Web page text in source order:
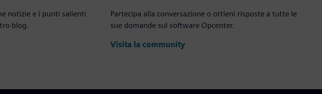
notizie e i punti salienti
blog.
Partecipa alla conversazione o ottieni risposte a tutte le
sue domande sul software Opcenter.
Visita la community